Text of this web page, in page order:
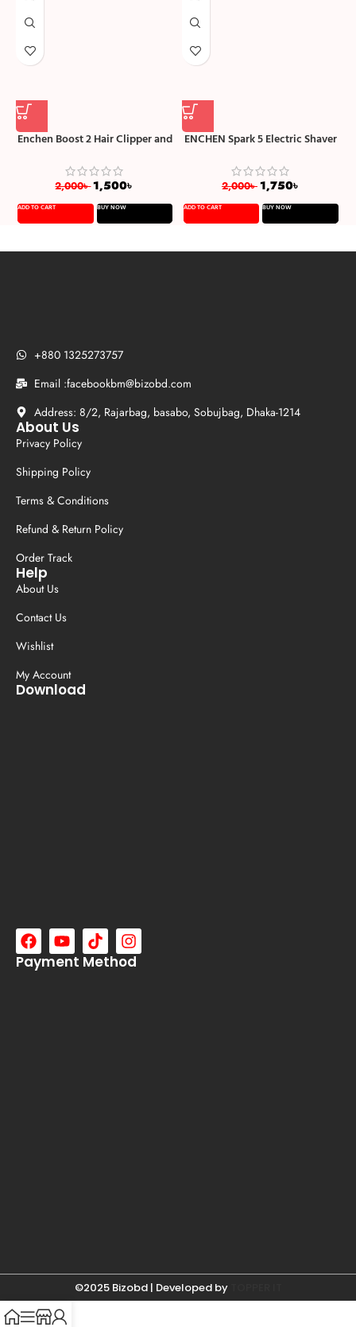
Enchen Boost 2 Hair Clipper and
2,000৳1,500৳
ADD TO CART BUY NOW
ENCHEN Spark 5 Electric Shaver
2,000৳1,750৳
ADD TO CART BUY NOW
+880 1325273757
Email :facebookbm@bizobd.com
Address: 8/2, Rajarbag, basabo, Sobujbag, Dhaka-1214
About Us
Privacy Policy
Shipping Policy
Terms & Conditions
Refund & Return Policy
Order Track
Help
About Us
Contact Us
Wishlist
My Account
Download
Payment Method
©2025 Bizobd | Developed by